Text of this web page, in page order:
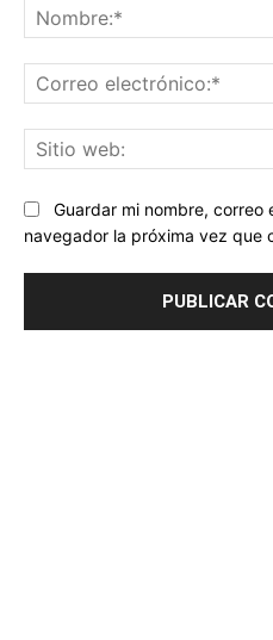
Guardar mi nombre,
navegador la próxima vez que